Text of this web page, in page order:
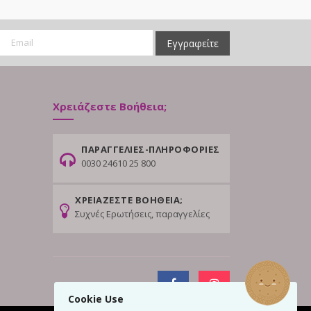
Cookie Use
Εγγραφείτε
Χρειάζεστε Βοήθεια;
ΠΑΡΑΓΓΕΛΙΕΣ-ΠΛΗΡΟΦΟΡΙΕΣ
0030 24610 25 800
ΧΡΕΙΑΖΕΣΤΕ ΒΟΗΘΕΙΑ;
Συχνές Ερωτήσεις, παραγγελίες